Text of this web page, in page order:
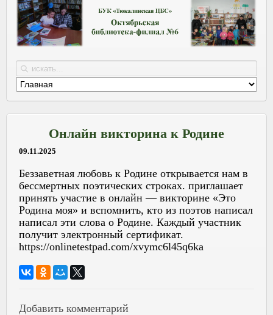
Онлайн викторина к Родине
09.11.2025
Беззаветная любовь к Родине открывается нам в
бессмертных поэтических строках. приглашает
принять участие в онлайн — викторине «Это
Родина моя» и вспомнить, кто из поэтов написал
написал эти слова о Родине. Каждый участник
получит электронный сертификат.
https://onlinetestpad.com/xvymc6l45q6ka
Добавить комментарий